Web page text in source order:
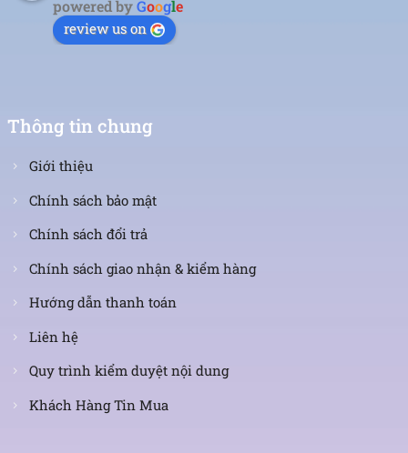
powered byGoogle
review us on
Thông tin chung
Giới thiệu
Chính sách bảo mật
Chính sách đổi trả
Chính sách giao nhận & kiểm hàng
Hướng dẫn thanh toán
Liên hệ
Quy trình kiểm duyệt nội dung
Khách Hàng Tin Mua